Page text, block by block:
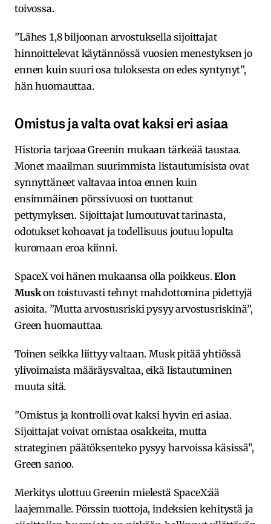
toivossa.
”Lähes 1,8 biljoonan arvostuksella sijoittajat
hinnoittelevat käytännössä vuosien menestyksen jo
ennen kuin suuri osa tuloksesta on edes syntynyt”,
hän huomauttaa.
Omistus ja valta ovat kaksi eri asiaa
Historia tarjoaa Greenin mukaan tärkeää taustaa.
Monet maailman suurimmista listautumisista ovat
synnyttäneet valtavaa intoa ennen kuin
ensimmäinen pörssivuosi on tuottanut
pettymyksen. Sijoittajat lumoutuvat tarinasta,
odotukset kohoavat ja todellisuus joutuu lopulta
kuromaan eroa kiinni.
SpaceX voi hänen mukaansa olla poikkeus.Elon
Muskon toistuvasti tehnyt mahdottomina pidettyjä
asioita. ”Mutta arvostusriski pysyy arvostusriskinä”,
Green huomauttaa.
Toinen seikka liittyy valtaan. Musk pitää yhtiössä
ylivoimaista määräysvaltaa, eikä listautuminen
muuta sitä.
”Omistus ja kontrolli ovat kaksi hyvin eri asiaa.
Sijoittajat voivat omistaa osakkeita, mutta
strateginen päätöksenteko pysyy harvoissa käsissä”,
Green sanoo.
Merkitys ulottuu Greenin mielestä SpaceX:ää
laajemmalle. Pörssin tuottoja, indeksien kehitystä ja